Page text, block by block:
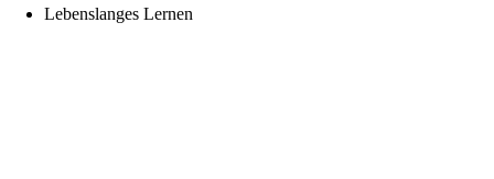
Lebenslanges Lernen